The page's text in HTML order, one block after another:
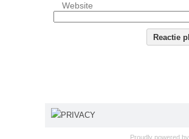
Website
PRIVACY
Proudly powered by